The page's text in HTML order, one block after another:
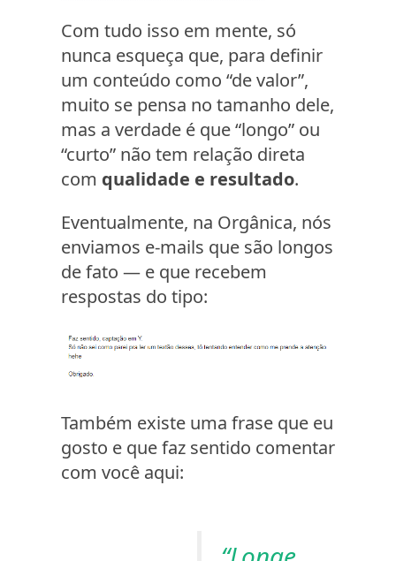
Com tudo isso em mente, só
nunca esqueça que, para definir
um conteúdo como “de valor”,
muito se pensa no tamanho dele,
mas a verdade é que “longo” ou
“curto” não tem relação direta
com qualidade e resultado.
Eventualmente, na Orgânica, nós
enviamos e-mails que são longos
de fato — e que recebem
respostas do tipo:
Também existe uma frase que eu
gosto e que faz sentido comentar
com você aqui: